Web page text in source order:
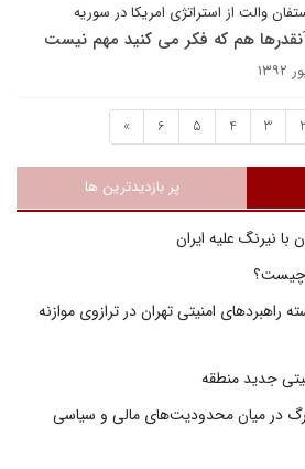
والت از استراتژی امریکا در سوریه
هم که فکر می کنید مهم نیست
2
3
4
5
6
»
پر بازدیدترین ها
با نیرنگ علیه ایران
چیست؟
راهبردهای امنیتی تهران در ترازوی موازنه
جدید منطقه
در میان محدودیت‌های مالی و سیاسی